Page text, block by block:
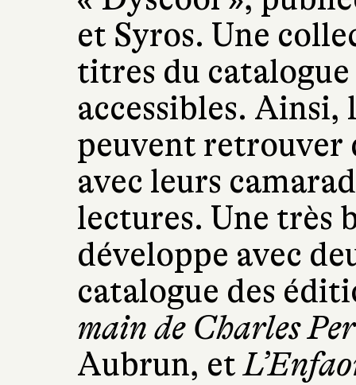
et Syros. Une
titres du
accessibles. Ainsi,
peuvent retrouver
avec leurs
lectures. Une très
développe avec
catalogue des
main de Charles
Aubrun, et